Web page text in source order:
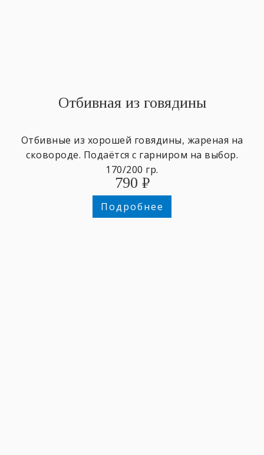
Отбивная из говядины
Отбивные из хорошей говядины, жареная на
сковороде. Подаётся с гарниром на выбор.
170/200 гр.
790 ₽
Подробнее